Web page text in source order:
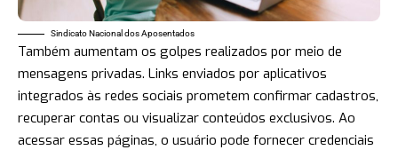
Sindicato Nacional dos Aposentados
Também aumentam os golpes realizados por meio de
mensagens privadas. Links enviados por aplicativos
integrados às redes sociais prometem confirmar cadastros,
recuperar contas ou visualizar conteúdos exclusivos. Ao
acessar essas páginas, o usuário pode fornecer credenciais